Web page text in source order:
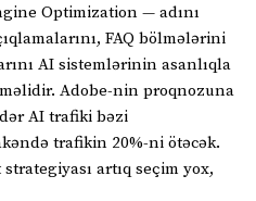
Optimization — adını
FAQ bölmələrini
AI sistemlərinin asanlıqla
Adobe-nin proqnozuna
AI trafiki bəzi
trafikin 20%-ni ötəcək.
artıq seçim yox,